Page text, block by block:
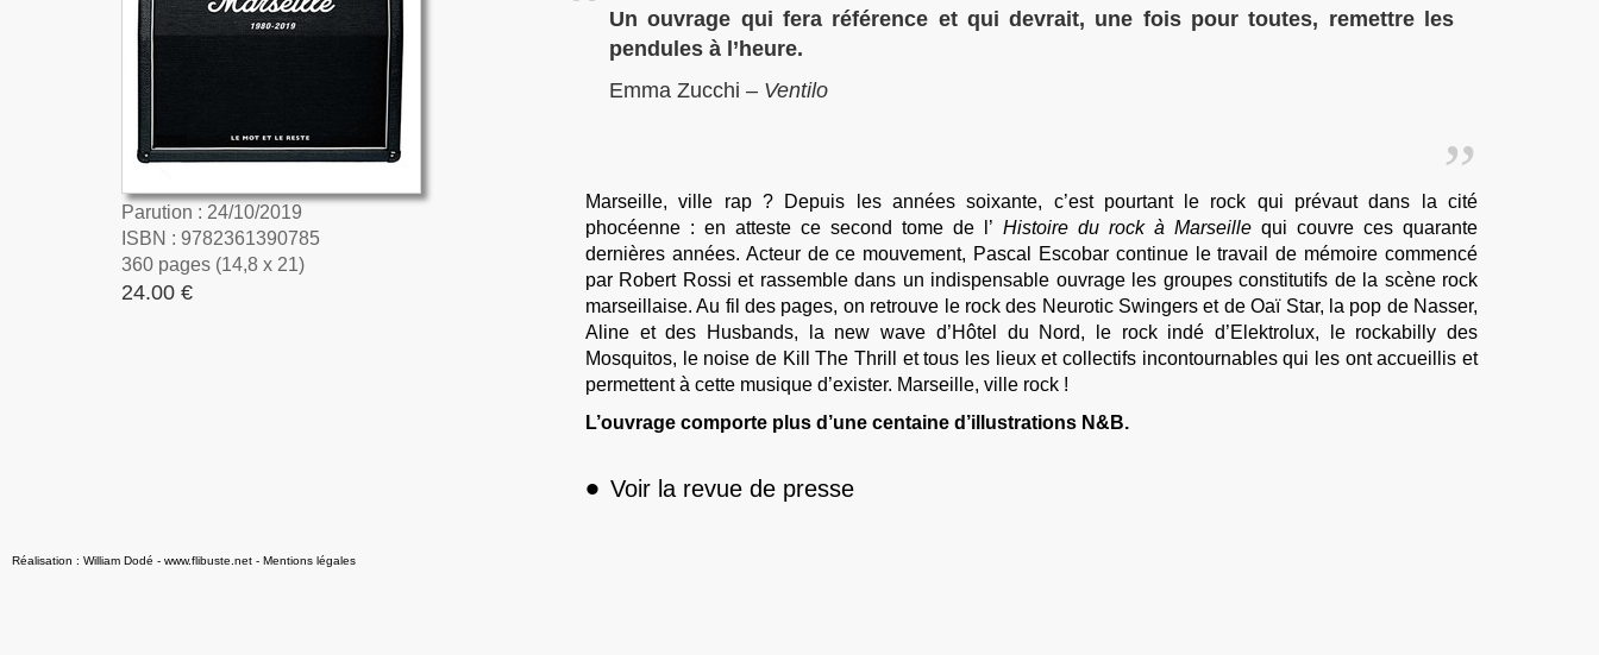
Parution : 24/10/2019
ISBN : 9782361390785
360 pages (14,8 x 21)
24.00 €
Un ouvrage qui fera référence et qui devrait, une fois pour toutes, remettre les
pendules à l’heure.
Emma Zucchi – Ventilo
Marseille, ville rap ? Depuis les années soixante, c’est pourtant le rock qui prévaut dans la cité
phocéenne : en atteste ce second tome de l’ Histoire du rock à Marseillequi couvre ces quarante
dernières années. Acteur de ce mouvement, Pascal Escobar continue le travail de mémoire commencé
par Robert Rossi et rassemble dans un indispensable ouvrage les groupes constitutifs de la scène rock
marseillaise. Au fil des pages, on retrouve le rock des Neurotic Swingers et de Oaï Star, la pop de Nasser,
Aline et des Husbands, la new wave d’Hôtel du Nord, le rock indé d’Elektrolux, le rockabilly des
Mosquitos, le noise de Kill The Thrill et tous les lieux et collectifs incontournables qui les ont accueillis et
permettent à cette musique d’exister. Marseille, ville rock !
L’ouvrage comporte plus d’une centaine d’illustrations N&B.
• Voir la revue de presse
Réalisation : William Dodé - www.flibuste.net - Mentions légales